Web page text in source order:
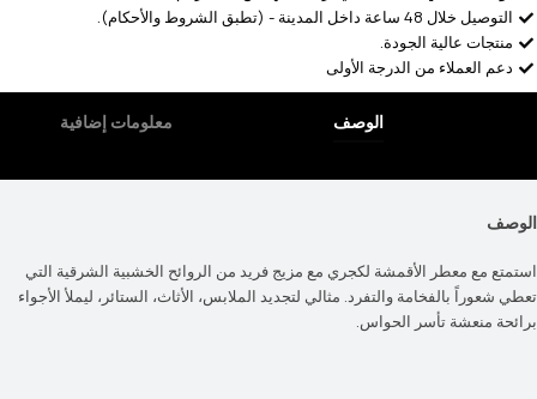
التوصيل خلال 48 ساعة داخل المدينة - (تطبق الشروط والأحكام).
منتجات عالية الجودة.
دعم العملاء من الدرجة الأولى
الوصف
الوصف
استمتع مع معطر الأقمشة لكجري مع مزيج فريد من الروائح الخشبية الشرقية التي
تعطي شعوراً بالفخامة والتفرد. مثالي لتجديد الملابس، الأثاث، الستائر، ليملأ الأجواء
برائحة منعشة تأسر الحواس.